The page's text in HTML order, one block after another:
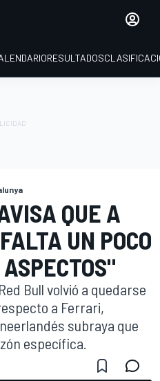
RESULTADOS
QUE A
UN POCO
Bull volvió a quedarse
a Ferrari,
subraya que
específica.